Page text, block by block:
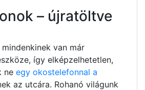
– újratöltve
van már
így elképzelhetetlen,
ne egy okostelefonnal a
az utcára. Rohanó világunk